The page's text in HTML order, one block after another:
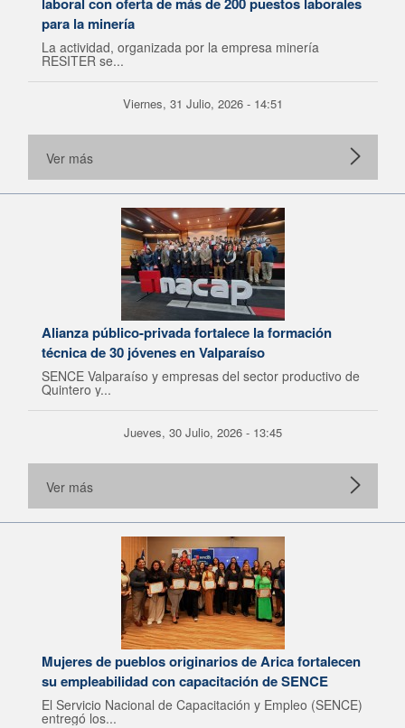
para la minería
La actividad, organizada por la empresa minería
RESITER se...
Viernes, 31 Julio, 2026 - 14:51
Ver más
Alianza público-privada fortalece la formación
técnica de 30 jóvenes en Valparaíso
SENCE Valparaíso y empresas del sector productivo de
Quintero y...
Jueves, 30 Julio, 2026 - 13:45
Ver más
Mujeres de pueblos originarios de Arica fortalecen
su empleabilidad con capacitación de SENCE
El Servicio Nacional de Capacitación y Empleo (SENCE)
entregó los...